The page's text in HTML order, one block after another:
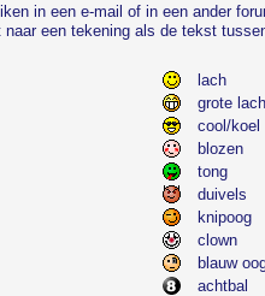
in een e-mail of in een ander
een tekening als de tekst
lach
grote lach
cool/koel
blozen
tong
duivels
knipoog
clown
blauw
achtbal